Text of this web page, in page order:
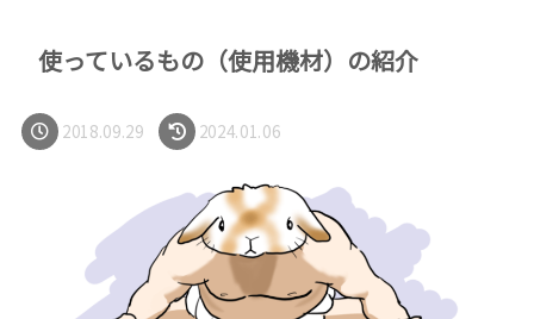
使っているもの（使用機材）の紹介
2018.09.29 2024.01.06